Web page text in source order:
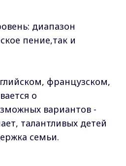
диапазон
пение,так и
французском,
о
вариантов -
талантливых детей
семьи.